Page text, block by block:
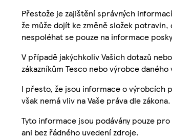
Přestože je zajištění správných
že může dojít ke změně složek
nespoléhat se pouze na informace
V případě jakýchkoliv Vašich dotazů
zákazníkům Tesco nebo výrobce
I přesto, že jsou informace o výrobcích
však nemá vliv na Vaše práva dle zákona.
Tyto informace jsou podávány pouze
ani bez řádného uvedení zdroje.